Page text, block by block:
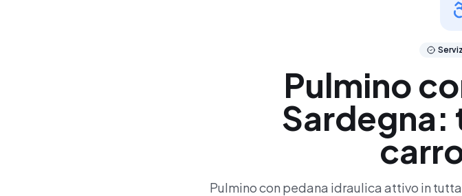
Pulmino
Sardegna:
Pulmino con pedana idraulica attivo in